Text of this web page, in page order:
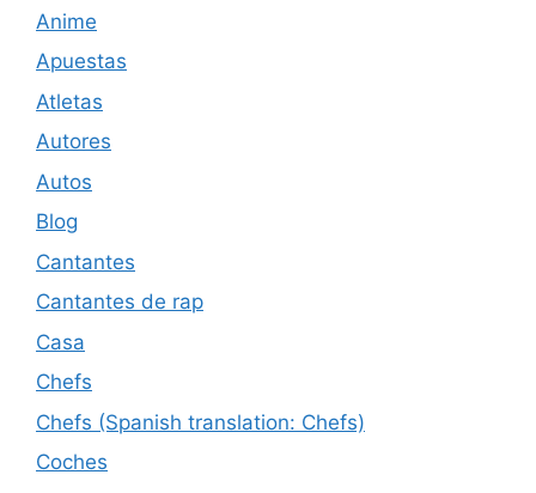
Anime
Apuestas
Atletas
Autores
Autos
Blog
Cantantes
Cantantes de rap
Casa
Chefs
Chefs (Spanish translation: Chefs)
Coches